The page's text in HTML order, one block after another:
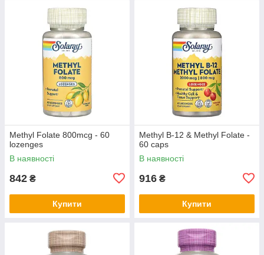
Methyl Folate 800mcg - 60
lozenges
В наявності
842 ₴
Купити
Methyl B-12 & Methyl Folate -
60 caps
В наявності
916 ₴
Купити